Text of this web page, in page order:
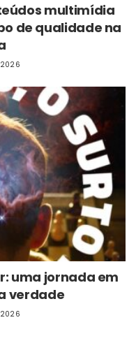
multimídia
de qualidade na
2026
uma jornada em
verdade
2026